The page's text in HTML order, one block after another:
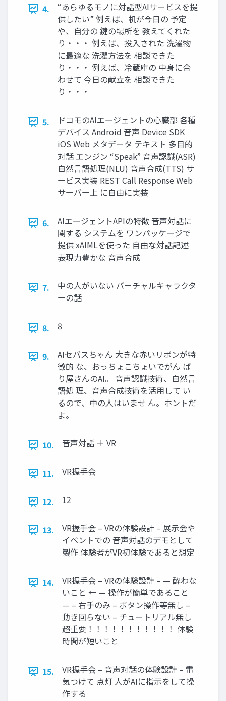
4.
“あらゆるモノに対話型AIサービスを提
供したい” 例えば、机が今日の 予定
や、自分の 鍵の場所を 教えてくれた
り・・・ 例えば、投入された 洗濯物
に最適な 洗濯方法を 相談できた
り・・・ 例えば、冷蔵庫の 中身に合
わせて 今日の献立を 相談できた
り・・・
5.
ドコモのAIエージェントの心臓部 各種
デバイス Android 音声 Device SDK
iOS Web メタデータ テキスト 多目的
対話 エンジン “Speak” 音声認識(ASR)
自然言語処理(NLU) 音声合成(TTS) サ
ービス実装 REST Call Response Web
サーバー上 に自由に実装
6.
AIエージェントAPIの特徴 音声対話に
関する システムを ワンパッケージで
提供 xAIMLを使った 自由な対話記述
表現力豊かな 音声合成
7.
中の人がいない バーチャルキャラクタ
ーの話
8. 8
9.
AIセバスちゃん 大きな赤いリボンが特
徴的 な、おっちょこちょいでがん ば
り屋さんのAI。 音声認識技術、自然言
語処 理、音声合成技術を活用して い
るので、中の人はいませ ん。ホントだ
よ。
10. 音声対話 ＋ VR
11. VR握手会
12. 12
13.
VR握手会 – VRの体験設計 – 展示会や
イベントでの 音声対話のデモとして
製作 体験者がVR初体験であると想定
14.
VR握手会 – VRの体験設計 – — 酔わな
いこと ← — 操作が簡単であること
— – 右手のみ – ボタン操作等無し –
動き回らない – チュートリアル無し
超重要！！！！！！！！！！！ 体験
時間が短いこと
15.
VR握手会 – 音声対話の体験設計 – 電
気つけて 点灯 人がAIに指示をして操
作する